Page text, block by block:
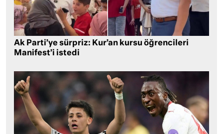
Ak Parti’ye sürpriz: Kur’an kursu öğrencileri
Manifest’i istedi